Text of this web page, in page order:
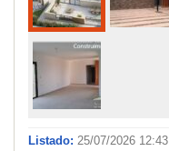
Listado: 25/07/2026 12:43